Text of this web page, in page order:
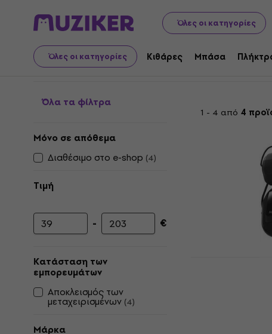
Όλες οι κατηγορίες
Όλες οι κατηγορίες Κιθάρες Μπάσα
Μουσικά όργανα Τύμπανα Αξεσουάρ τυμπάνων
Headphones for
Όλα τα φίλτρα
Μόνο σε απόθεμα
Διαθέσιμο στο e-shop (4)
Τιμή
Ελάχιστη τιμή
- Μέγιστη τιμή€
Κατάσταση των
εμπορευμάτων
Αποκλεισμός των
μεταχειρισμένων (4)
Μάρκα
1 - 4 από 4
Superlux